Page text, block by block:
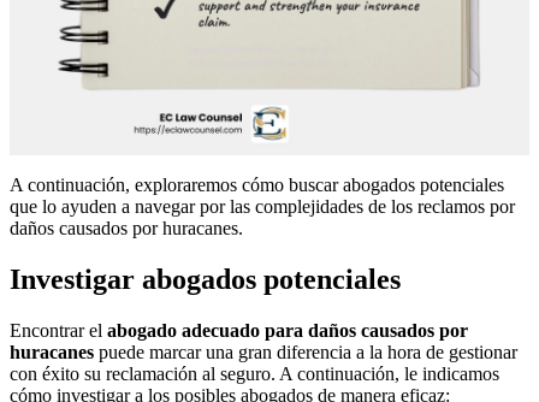
A continuación, exploraremos cómo buscar abogados potenciales
que lo ayuden a navegar por las complejidades de los reclamos por
daños causados ​​por huracanes.
Investigar abogados potenciales
Encontrar el abogado adecuado para daños causados ​​por
huracanes puede marcar una gran diferencia a la hora de gestionar
con éxito su reclamación al seguro. A continuación, le indicamos
cómo investigar a los posibles abogados de manera eficaz: